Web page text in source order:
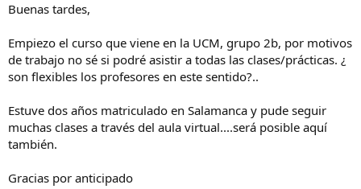
o
Buenas tardes,
Empiezo el curso que viene en la UCM, grupo 2b, por motivos
de trabajo no sé si podré asistir a todas las clases/prácticas. ¿
son flexibles los profesores en este sentido?..
Estuve dos años matriculado en Salamanca y pude seguir
muchas clases a través del aula virtual....será posible aquí
también.
Gracias por anticipado